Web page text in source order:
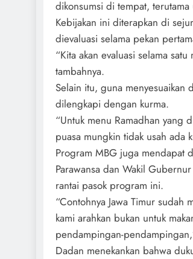
dikonsumsi di tempat,
Kebijakan ini diterapkan di
dievaluasi selama pekan
“Kita akan evaluasi selama
tambahnya.
Selain itu, guna menyesuaikan
dilengkapi dengan kurma.
“Untuk menu Ramadhan yang
puasa mungkin tidak usah ada
Program MBG juga mendapat
Parawansa dan Wakil
rantai pasok program ini.
“Contohnya Jawa Timur
kami arahkan bukan untuk
pendampingan-
Dadan menekankan bahwa